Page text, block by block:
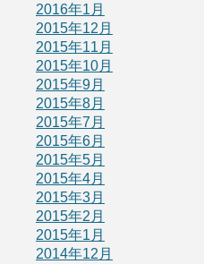
2016年1月
2015年12月
2015年11月
2015年10月
2015年9月
2015年8月
2015年7月
2015年6月
2015年5月
2015年4月
2015年3月
2015年2月
2015年1月
2014年12月